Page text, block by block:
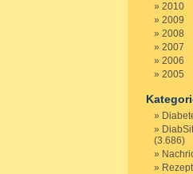
2010
2009
2008
2007
2006
2005
(3.686)